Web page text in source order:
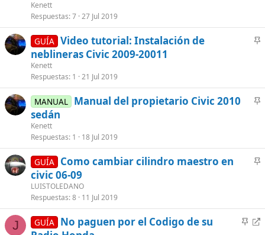
a
d
Kenett
Respuestas 7 27 Jul 2019
A
a
d
GUÍA Video tutorial: Instalación de
neblineras Civic 2009-20011
Kenett
Respuestas 1 21 Jul 2019
A
a
d
MANUAL Manual del propietario Civic 2010
sedán
Kenett
Respuestas 1 18 Jul 2019
A
a
d
GUÍA Como cambiar cilindro maestro en
civic 06-09
LUISTOLEDANO
Respuestas 8 11 Jul 2019
J
A R
GUÍA No paguen por el Codigo de su